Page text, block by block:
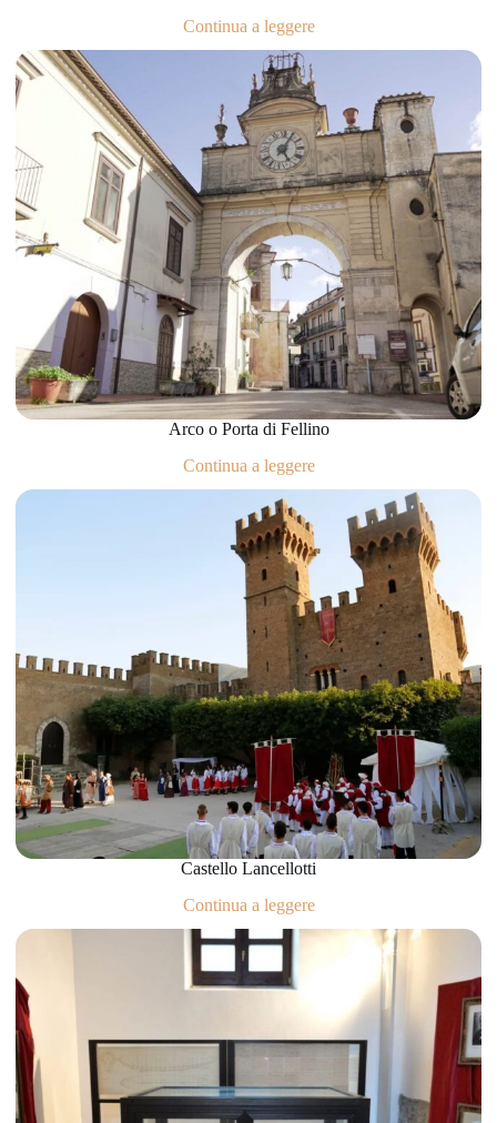
Continua a leggere
Arco o Porta di Fellino
Continua a leggere
Castello Lancellotti
Continua a leggere